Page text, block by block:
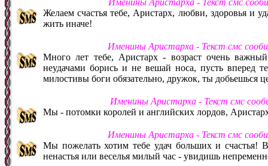
Желаем счастья тебе, Аристарх, любви, здоровья и
жить иначе!
Именины Аристарха - Текст смс
Много лет тебе, Аристарх - возраст очень
неудачами борись и не вешай носа, пусть вперед
милостивы боги обязательно, дружок, ты
Именины Аристарха - Текст смс
Мы - потомки королей и английских лордов,
Именины Аристарха - Текст смс
Мы пожелать хотим тебе удач больших и
ненастья или веселья милый час - увидишь